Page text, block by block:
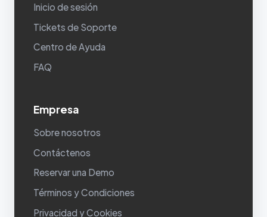
Inicio de sesión
Tickets de Soporte
Centro de Ayuda
FAQ
Empresa
Sobre nosotros
Contáctenos
Reservar una Demo
Términos y Condiciones
Privacidad y Cookies